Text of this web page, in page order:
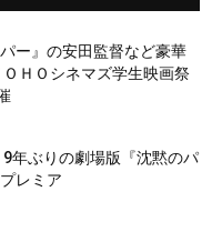
ー』の安田監督など豪華
ＨＯシネマズ学生映画祭
9年ぶりの劇場版『沈黙のパ
レミア